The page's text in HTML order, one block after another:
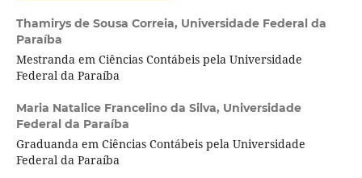
Thamirys de Sousa Correia, Universidade Federal da
Paraíba
Mestranda em Ciências Contábeis pela Universidade
Federal da Paraíba
Maria Natalice Francelino da Silva, Universidade
Federal da Paraíba
Graduanda em Ciências Contábeis pela Universidade
Federal da Paraíba